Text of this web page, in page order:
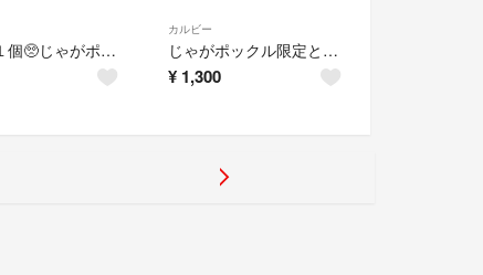
🥺残り１個🥺じゃがポックル塩味×とうきび味ミックス１０袋入り
カルビー
じゃがポックル限定とうきび味×塩味ミックス１０袋入り
¥ 1,300